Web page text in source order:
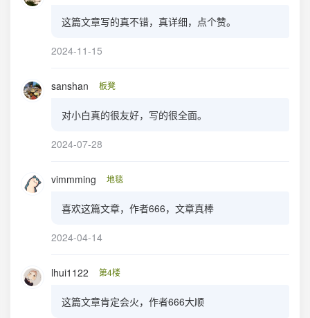
这篇文章写的真不错，真详细，点个赞。
2024-11-15
sanshan 板凳
对小白真的很友好，写的很全面。
2024-07-28
vimmming 地毯
喜欢这篇文章，作者666，文章真棒
2024-04-14
lhui1122 第4楼
这篇文章肯定会火，作者666大顺